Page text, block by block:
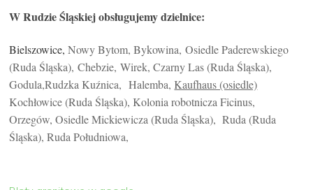
W Rudzie Śląskiej obsługujemy dzielnice:
Bielszowice,Nowy Bytom, Bykowina,Osiedle Paderewskiego
(Ruda Śląska), Chebzie,Wirek,Czarny Las (Ruda Śląska),
Godula,Rudzka Kuźnica, Halemba,Kaufhaus (osiedle)
Kochłowice (Ruda Śląska), Kolonia robotnicza Ficinus,
Orzegów, Osiedle Mickiewicza (Ruda Śląska), Ruda (Ruda
Śląska), Ruda Południowa,